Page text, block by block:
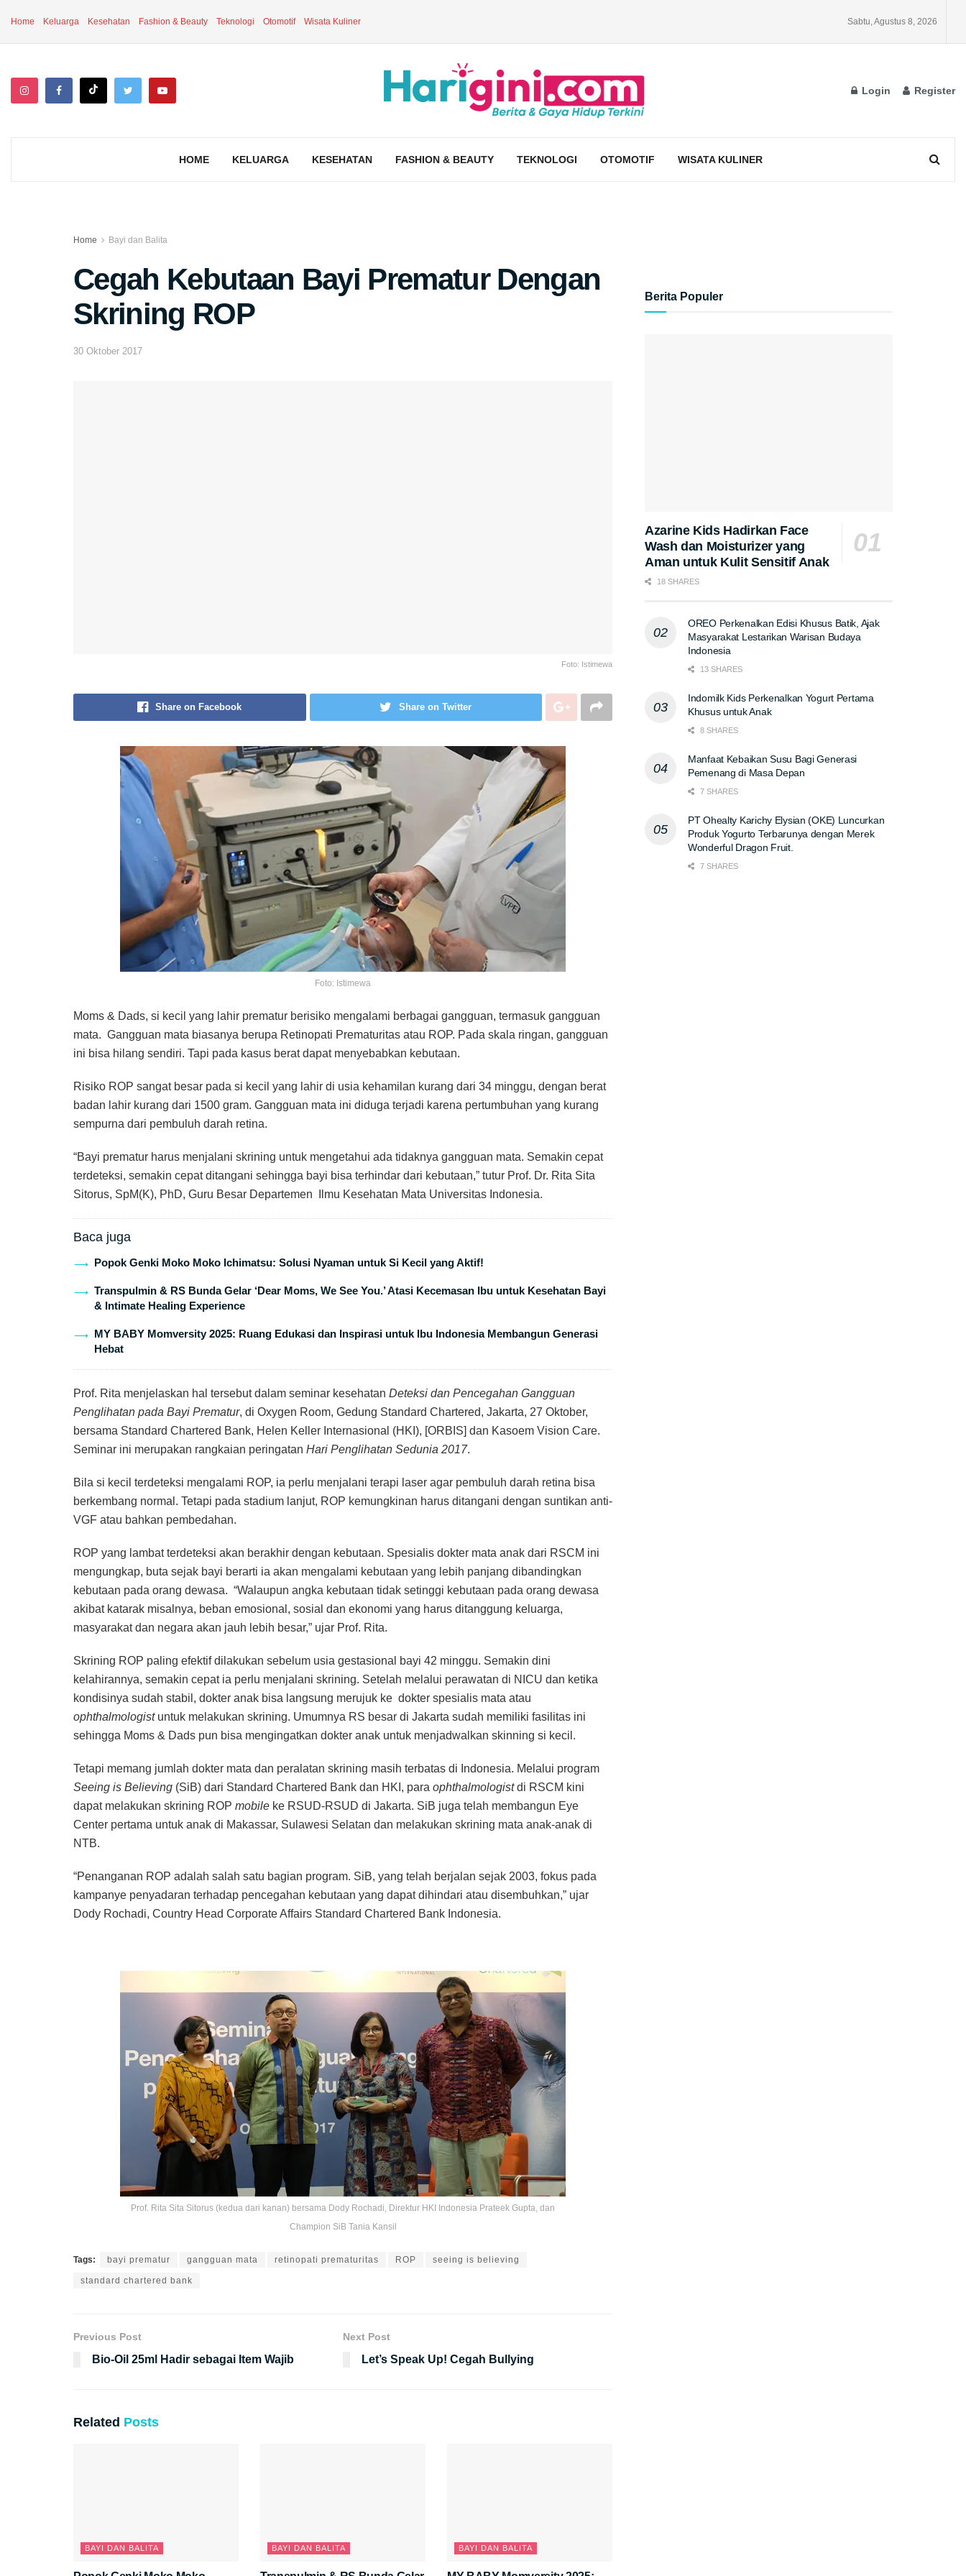
Home Keluarga Kesehatan Fashion & Beauty Teknologi Otomotif Wisata Kuliner Sabtu, Agustus 8, 2026
Login Register
HOME KELUARGA KESEHATAN FASHION & BEAUTY TEKNOLOGI OTOMOTIF WISATA KULINER
Home Bayi dan Balita
Cegah Kebutaan Bayi Prematur Dengan
Skrining ROP
30 Oktober 2017
Foto: Istimewa
Share on Facebook Share on Twitter
Foto: Istimewa
Moms & Dads, si kecil yang lahir prematur berisiko mengalami berbagai gangguan, termasuk gangguan
mata. Gangguan mata biasanya berupa Retinopati Prematuritas atau ROP. Pada skala ringan, gangguan
ini bisa hilang sendiri. Tapi pada kasus berat dapat menyebabkan kebutaan.
Risiko ROP sangat besar pada si kecil yang lahir di usia kehamilan kurang dari 34 minggu, dengan berat
badan lahir kurang dari 1500 gram. Gangguan mata ini diduga terjadi karena pertumbuhan yang kurang
sempurna dari pembuluh darah retina.
“Bayi prematur harus menjalani skrining untuk mengetahui ada tidaknya gangguan mata. Semakin cepat
terdeteksi, semakin cepat ditangani sehingga bayi bisa terhindar dari kebutaan,” tutur Prof. Dr. Rita Sita
Sitorus, SpM(K), PhD, Guru Besar Departemen Ilmu Kesehatan Mata Universitas Indonesia.
Baca juga
Popok Genki Moko Moko Ichimatsu: Solusi Nyaman untuk Si Kecil yang Aktif!
Transpulmin & RS Bunda Gelar ‘Dear Moms, We See You.’ Atasi Kecemasan Ibu untuk Kesehatan Bayi
& Intimate Healing Experience
MY BABY Momversity 2025: Ruang Edukasi dan Inspirasi untuk Ibu Indonesia Membangun Generasi
Hebat
Prof. Rita menjelaskan hal tersebut dalam seminar kesehatan Deteksi dan Pencegahan Gangguan
Penglihatan pada Bayi Prematur, di Oxygen Room, Gedung Standard Chartered, Jakarta, 27 Oktober,
bersama Standard Chartered Bank, Helen Keller Internasional (HKI), [ORBIS] dan Kasoem Vision Care.
Seminar ini merupakan rangkaian peringatan Hari Penglihatan Sedunia 2017.
Bila si kecil terdeteksi mengalami ROP, ia perlu menjalani terapi laser agar pembuluh darah retina bisa
berkembang normal. Tetapi pada stadium lanjut, ROP kemungkinan harus ditangani dengan suntikan anti-
VGF atau bahkan pembedahan.
ROP yang lambat terdeteksi akan berakhir dengan kebutaan. Spesialis dokter mata anak dari RSCM ini
mengungkap, buta sejak bayi berarti ia akan mengalami kebutaan yang lebih panjang dibandingkan
kebutaan pada orang dewasa. “Walaupun angka kebutaan tidak setinggi kebutaan pada orang dewasa
akibat katarak misalnya, beban emosional, sosial dan ekonomi yang harus ditanggung keluarga,
masyarakat dan negara akan jauh lebih besar,” ujar Prof. Rita.
Skrining ROP paling efektif dilakukan sebelum usia gestasional bayi 42 minggu. Semakin dini
kelahirannya, semakin cepat ia perlu menjalani skrining. Setelah melalui perawatan di NICU dan ketika
kondisinya sudah stabil, dokter anak bisa langsung merujuk ke dokter spesialis mata atau
ophthalmologistuntuk melakukan skrining. Umumnya RS besar di Jakarta sudah memiliki fasilitas ini
sehingga Moms & Dads pun bisa mengingatkan dokter anak untuk menjadwalkan skinning si kecil.
Tetapi memang jumlah dokter mata dan peralatan skrining masih terbatas di Indonesia. Melalui program
Seeing is Believing (SiB) dari Standard Chartered Bank dan HKI, para ophthalmologistdi RSCM kini
dapat melakukan skrining ROP mobile ke RSUD-RSUD di Jakarta. SiB juga telah membangun Eye
Center pertama untuk anak di Makassar, Sulawesi Selatan dan melakukan skrining mata anak-anak di
NTB.
“Penanganan ROP adalah salah satu bagian program. SiB, yang telah berjalan sejak 2003, fokus pada
kampanye penyadaran terhadap pencegahan kebutaan yang dapat dihindari atau disembuhkan,” ujar
Dody Rochadi, Country Head Corporate Affairs Standard Chartered Bank Indonesia.
Prof. Rita Sita Sitorus (kedua dari kanan) bersama Dody Rochadi, Direktur HKI Indonesia Prateek Gupta, dan
Champion SiB Tania Kansil
Tags: bayi prematur gangguan mata retinopati prematuritas ROP seeing is believing
standard chartered bank
Previous Post
Bio-Oil 25ml Hadir sebagai Item Wajib
Next Post
Let’s Speak Up! Cegah Bullying
Related Posts
BAYI DAN BALITA BAYI DAN BALITA BAYI DAN BALITA
Berita Populer
Azarine Kids Hadirkan Face
Wash dan Moisturizer yang
Aman untuk Kulit Sensitif Anak
18 SHARES
OREO Perkenalkan Edisi Khusus Batik, Ajak
Masyarakat Lestarikan Warisan Budaya
Indonesia
13 SHARES
Indomilk Kids Perkenalkan Yogurt Pertama
Khusus untuk Anak
8 SHARES
Manfaat Kebaikan Susu Bagi Generasi
Pemenang di Masa Depan
7 SHARES
PT Ohealty Karichy Elysian (OKE) Luncurkan
Produk Yogurto Terbarunya dengan Merek
Wonderful Dragon Fruit.
7 SHARES